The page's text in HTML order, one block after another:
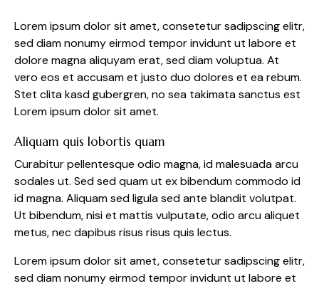
Lorem ipsum dolor sit amet, consetetur sadipscing elitr,
sed diam nonumy eirmod tempor invidunt ut labore et
dolore magna aliquyam erat, sed diam voluptua. At
vero eos et accusam et justo duo dolores et ea rebum.
Stet clita kasd gubergren, no sea takimata sanctus est
Lorem ipsum dolor sit amet.
Aliquam quis lobortis quam
Curabitur pellentesque odio magna, id malesuada arcu
sodales ut. Sed sed quam ut ex bibendum commodo id
id magna. Aliquam sed ligula sed ante blandit volutpat.
Ut bibendum, nisi et mattis vulputate, odio arcu aliquet
metus, nec dapibus risus risus quis lectus.
Lorem ipsum dolor sit amet, consetetur sadipscing elitr,
sed diam nonumy eirmod tempor invidunt ut labore et